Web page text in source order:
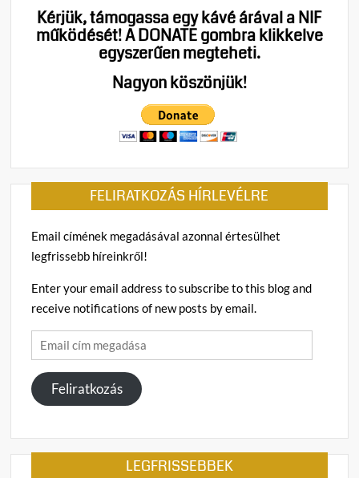
Kérjük, támogassa egy kávé árával a NIF
működését!A DONATE gombra klikkelve
egyszerűen megteheti.
Nagyon köszönjük!
FELIRATKOZÁS HÍRLEVÉLRE
Email címének megadásával azonnal értesülhet
legfrissebb híreinkről!
Enter your email address to subscribe to this blog and
receive notifications of new posts by email.
Email
cím
megadása
Feliratkozás
LEGFRISSEBBEK